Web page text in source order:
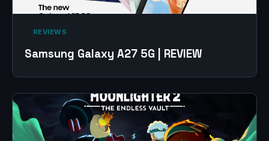
‎ REVIEWS‎
Samsung Galaxy A27 5G | REVIEW